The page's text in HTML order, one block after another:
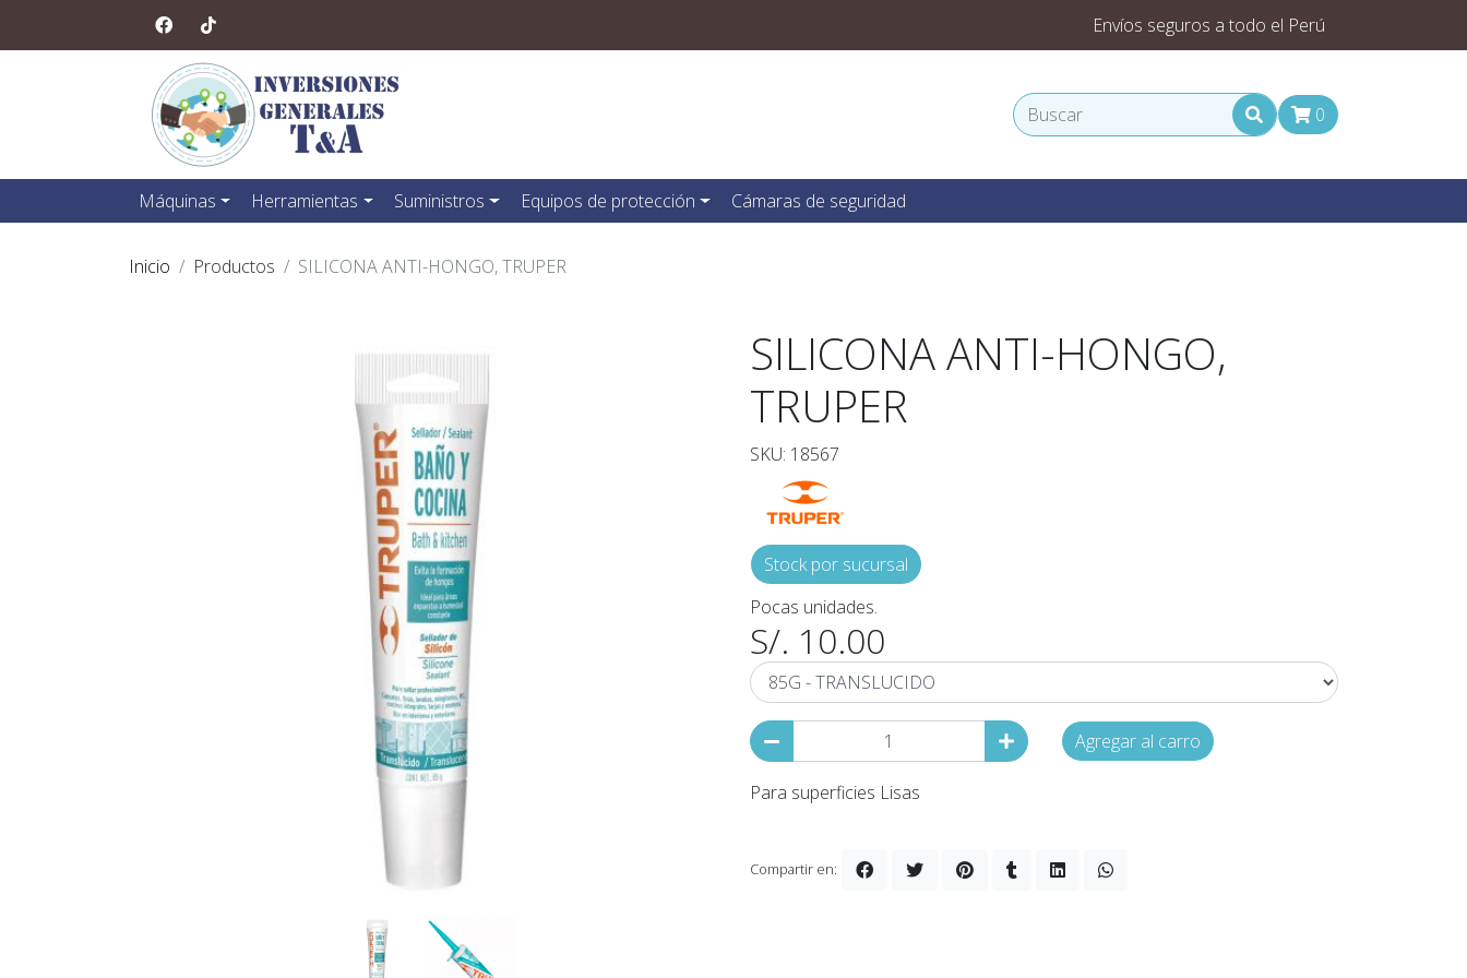
Envíos seguros a todo el Perú
0
Máquinas Herramientas Suministros Equipos de protección Cámaras de seguridad
Inicio Productos SILICONA ANTI-HONGO, TRUPER
SILICONA ANTI-HONGO,
TRUPER
SKU: 18567
Stock por sucursal
Pocas unidades.
S/. 10.00
Agregar al carro
Para superficies Lisas
Compartir en: